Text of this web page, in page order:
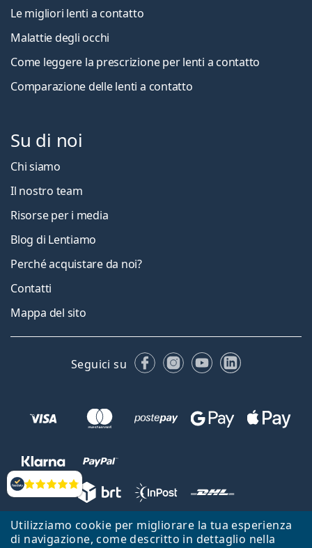
Utilizziamo cookie per migliorare la tua esperienza
di navigazione, come descritto in dettaglio nella
Valutazione
Le migliori lenti a contatto
Malattie degli occhi
Come leggere la prescrizione per lenti a contatto
Comparazione delle lenti a contatto
Su di noi
Chi siamo
Il nostro team
Risorse per i media
Blog di Lentiamo
Perché acquistare da noi?
Contatti
Mappa del sito
Seguici su FacebookInstagram
YouTubeLinkedIn
Lentiamo s.r.o., Vídeňská 12, 37833 Nová Bystřice, Repubblica Ceca.